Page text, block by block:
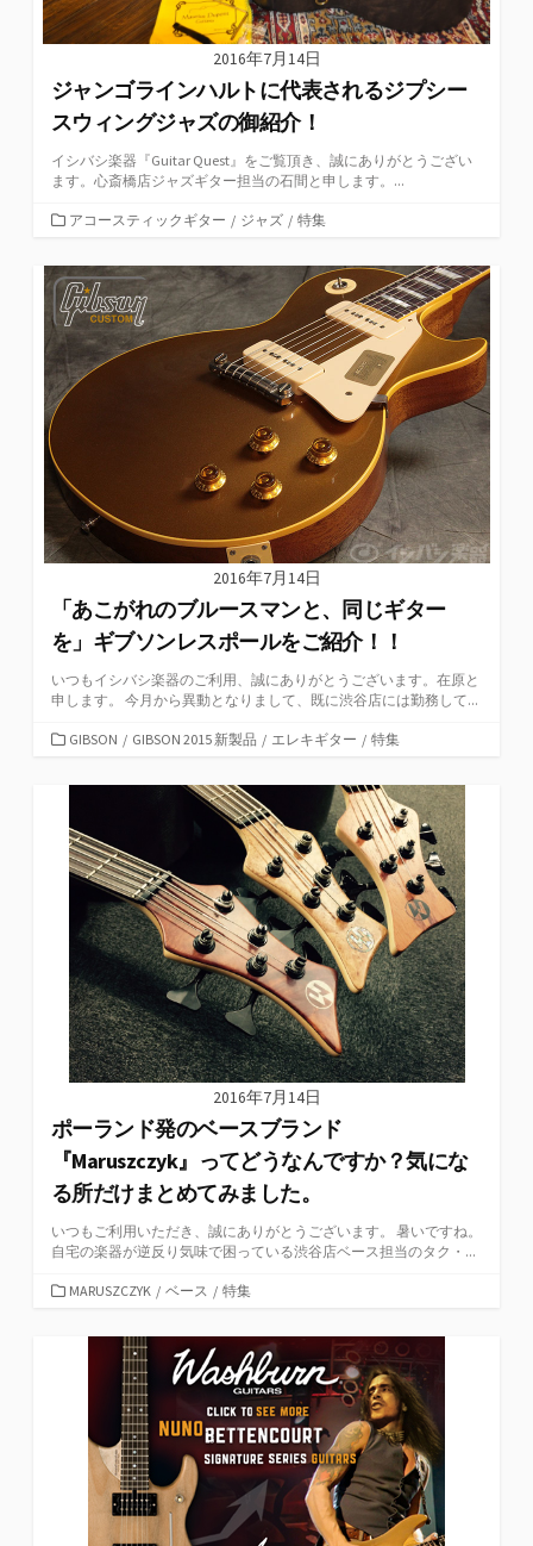
2016年7月14日
ジャンゴラインハルトに代表されるジプシー
スウィングジャズの御紹介！
イシバシ楽器『Guitar Quest』をご覧頂き、誠にありがとうござい
ます。心斎橋店ジャズギター担当の石間と申します。...
カ
ゴ
リ
ー
アコースティックギター / ジャズ / 特集
2016年7月14日
「あこがれのブルースマンと、同じギター
を」ギブソンレスポールをご紹介！！
いつもイシバシ楽器のご利用、誠にありがとうございます。在原と
申します。 今月から異動となりまして、既に渋谷店には勤務して...
カ
ゴ
ー
GIBSON / GIBSON 2015 新製品 / エレキギター / 特集
2016年7月14日
ポーランド発のベースブランド
『Maruszczyk』ってどうなんですか？気にな
る所だけまとめてみました。
いつもご利用いただき、誠にありがとうございます。 暑いですね。
自宅の楽器が逆反り気味で困っている渋谷店ベース担当のタク・...
カMARUSZCZYK / ベース / 特集